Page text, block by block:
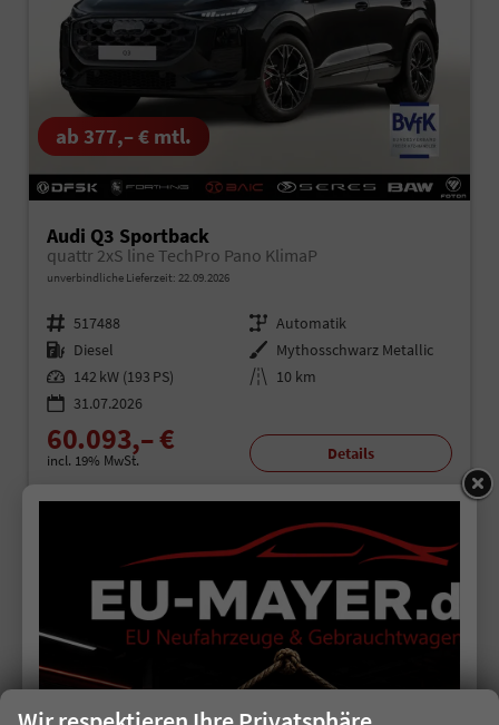
ab 377,– € mtl.
Audi Q3 Sportback
quattr 2xS line TechPro Pano KlimaP
unverbindliche Lieferzeit: 22.09.2026
Fahrzeugnr. 517488 Getriebe Automatik
Kraftstoff Diesel Außenfarbe Mythosschwarz Metallic
Leistung 142 kW (193 PS) Kilometerstand 10 km
31.07.2026
60.093,– €
incl. 19% MwSt. Details
Verbrauch kombiniert:6,40 l/100km
167,00 g/km
Datensätze pro Seite:
10 20 50 100 250